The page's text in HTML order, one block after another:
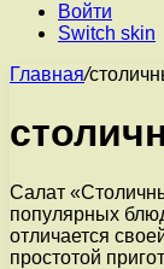
Войти
Switch skin
Главная/
Салат
популярных
отличается
простотой